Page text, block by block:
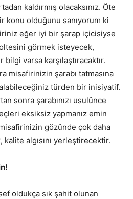
kaldırmış olacaksınız. Öte
konu olduğunu sanıyorum ki
eğer iyi bir şarap içicisiyse
görmek isteyecek,
varsa karşılaştıracaktır.
misafirinizin şarabı tatmasına
türden bir inisiyatif.
sonra şarabınızı usulünce
eksiksiz yapmanız emin
gözünde çok daha
algısını yerleştirecektir.
oldukça sık şahit olunan